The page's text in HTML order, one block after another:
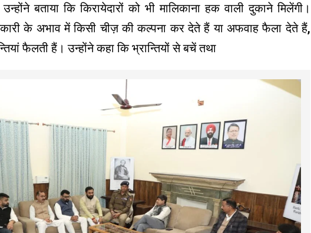
बताया कि किरायेदारों को भी मालिकाना हक वाली दुकाने मिलेंगी।
के अभाव में किसी चीज़ की कल्पना कर देते हैं या अफवाह फैला देते हैं,
फैलती हैं। उन्होंने कहा कि भ्रान्तियों से बचें तथा